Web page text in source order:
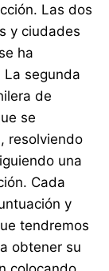
Las dos
y ciudades
ha
segunda
de
se
resolviendo
una
Cada
y
tendremos
obtener su